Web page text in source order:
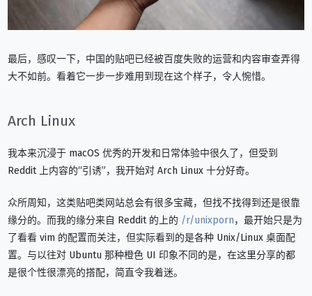
最后，感叹一下，中国的贴吧已经被百度失败的运营和内容审查弄得
大不如前。看着它一步一步难用到现在这个样子，令人惋惜。
Arch Linux
我本来沉浸于 macOS 优秀的开发和日常体验中很久了，但受到
Reddit 上内容的“引诱”，我开始对 Arch Linux 十分好奇。
众所周知，这类贴吧类网站总会有很多宝藏，但找不找得到还是很靠
缘分的。而我的缘分来自 Reddit 的上的 /r/unixporn，最开始只是为
了看看 vim 的配置而关注，但实际看到的是各种 Unix/Linux 桌面配
置。与以往对 Ubuntu 那种橙色 UI 印象不同的是，在这里分享的都
是很个性很漂亮的搭配，简直令我着迷。